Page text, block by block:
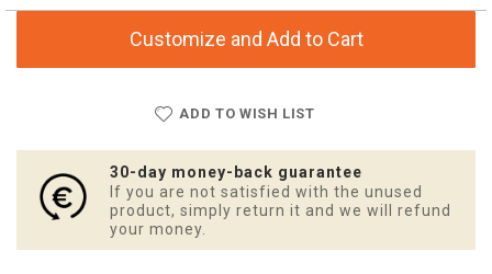
Customize and Add to Cart
ADD TO WISH LIST
30-day money-back guarantee
If you are not satisfied with the unused
product, simply return it and we will refund
your money.